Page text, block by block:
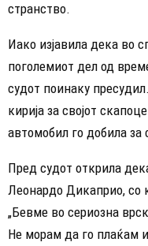
странство.
Иако изјавила дека во
поголемиот дел од
судот поинаку
кирија за својот
автомобил го добила за
Пред судот открила
Леонардо Дикаприо, со
„Бевме во сериозна
Не морам да го плаќам